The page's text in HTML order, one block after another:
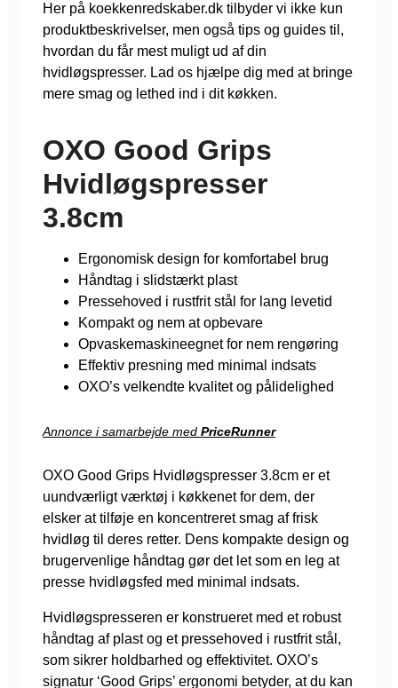
Her på koekkenredskaber.dk tilbyder vi ikke kun
produktbeskrivelser, men også tips og guides til,
hvordan du får mest muligt ud af din
hvidløgspresser. Lad os hjælpe dig med at bringe
mere smag og lethed ind i dit køkken.
OXO Good Grips
Hvidløgspresser
3.8cm
Ergonomisk design for komfortabel brug
Håndtag i slidstærkt plast
Pressehoved i rustfrit stål for lang levetid
Kompakt og nem at opbevare
Opvaskemaskineegnet for nem rengøring
Effektiv presning med minimal indsats
OXO’s velkendte kvalitet og pålidelighed
Annonce i samarbejde med PriceRunner
OXO Good Grips Hvidløgspresser 3.8cm er et
uundværligt værktøj i køkkenet for dem, der
elsker at tilføje en koncentreret smag af frisk
hvidløg til deres retter. Dens kompakte design og
brugervenlige håndtag gør det let som en leg at
presse hvidløgsfed med minimal indsats.
Hvidløgspresseren er konstrueret med et robust
håndtag af plast og et pressehoved i rustfrit stål,
som sikrer holdbarhed og effektivitet. OXO’s
signatur ‘Good Grips’ ergonomi betyder, at du kan